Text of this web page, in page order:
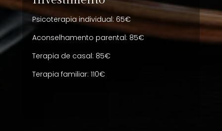
Psicoterapia individual: 65€
Aconselhamento parental: 85€
Terapia de casal: 85€
Terapia familiar: 110€